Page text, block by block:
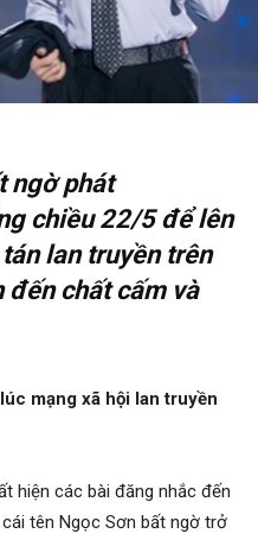
ngờ phát
chiều 22/5 để lên
lan truyền trên
đến chất cấm và
mạng xã hội lan truyền
hiện các bài đăng nhắc đến
tên Ngọc Sơn bất ngờ trở